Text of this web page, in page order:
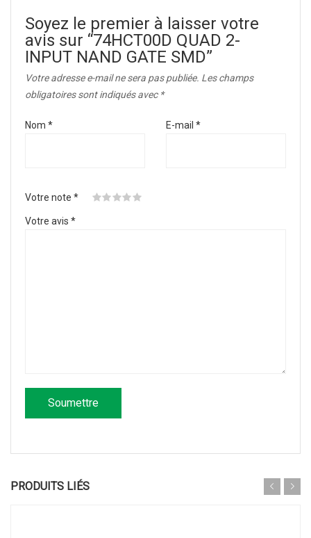
Soyez le premier à laisser votre
avis sur “74HCT00D QUAD 2-
INPUT NAND GATE SMD”
Votre adresse e-mail ne sera pas publiée. Les champs
obligatoires sont indiqués avec *
Nom * E-mail *
Votre note *
Votre avis *
PRODUITS LIÉS